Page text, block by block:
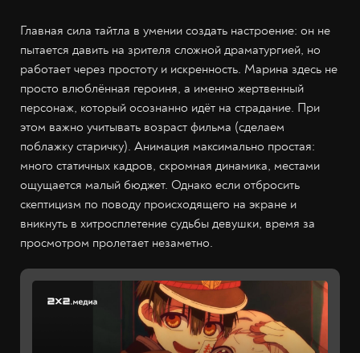
Главная сила тайтла в умении создать настроение: он не
пытается давить на зрителя сложной драматургией, но
работает через простоту и искренность. Марина здесь не
просто влюблённая героиня, а именно жертвенный
персонаж, который осознанно идёт на страдание. При
этом важно учитывать возраст фильма (сделаем
поблажку старичку). Анимация максимально простая:
много статичных кадров, скромная динамика, местами
ощущается малый бюджет. Однако если отбросить
скептицизм по поводу происходящего на экране и
вникнуть в хитросплетение судьбы девушки, время за
просмотром пролетает незаметно.